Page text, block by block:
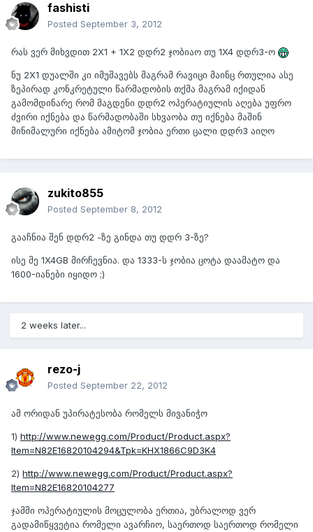
fashisti
Posted September 3, 2012
რას ვერ მიხვდით 2X1 + 1X2 დდრ2 ჯობიაო თუ 1X4 დდრ3-ო
ნუ 2X1 დუალში კი იმუშავებს მაგრამ რავიცი მაინც რთულია ასე
ზეპირად კონკრეტული წარმადობის თქმა მაგრამ იქიდან
გამომდინარე რომ მაგდენი დდრ2 ოპერატიულის აღება უფრო
ძვირი იქნება და წარმადობაში სხვაობა თუ იქნება მაშინ
მინიმალური იქნება ამიტომ ჯობია ერთი ცალი დდრ3 აიღო
zukito855
Posted September 8, 2012
გააჩნია შენ დდრ2 -ზე გინდა თუ დდრ 3-ზე?
ისე მე 1X4GB მირჩევნია. და 1333-ს ჯობია ცოტა დაამატო და
1600-იანები იყიდო ;)
2 weeks later...
rezo-j
Posted September 22, 2012
ამ ორიდან უპირატესობა რომელს მივანიჭო
1) http://www.newegg.com/Product/Product.aspx?
Item=N82E16820104294&Tpk=KHX1866C9D3K4
2) http://www.newegg.com/Product/Product.aspx?
Item=N82E16820104277
ჯამში ოპერატიულის მოცულობა ერთია, უბრალოდ ვერ
გადამიწყვეტია რომელი ავარჩიო, საერთოდ საერთოდ რომელი